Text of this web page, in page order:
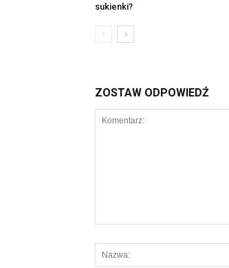
sukienki?
ZOSTAW ODPOWIEDŹ